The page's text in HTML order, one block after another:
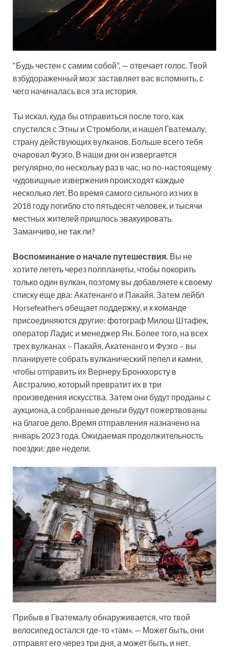
“Будь честен с самим собой”, — отвечает голос. Твой
взбудораженный мозг заставляет вас вспомнить, с
чего начиналась вся эта история.
Ты искал, куда бы отправиться после того, как
спустился с Этны и Стромболи, и нашел Гватемалу,
страну действующих вулканов. Больше всего тебя
очаровал Фуэго. В наши дни он извергается
регулярно, по нескольку раз в час, но по-настоящему
чудовищные извержения происходят каждые
несколько лет. Во время самого сильного из них в
2018 году погибло сто пятьдесят человек, и тысячи
местных жителей пришлось эвакуировать.
Заманчиво, не так ли?
Воспоминание о начале путешествия. Вы не
хотите лететь через полпланеты, чтобы покорить
только один вулкан, поэтому вы добавляете к своему
списку еще два: Акатенанго и Пакайя. Затем лейбл
Horsefeathers обещает поддержку, и к команде
присоединяются другие: фотограф Милош Штафек,
оператор Ладис и менеджер Ян. Более того, на всех
трех вулканах – Пакайя, Акатенанго и Фуэго – вы
планируете собрать вулканический пепел и камни,
чтобы отправить их Вернеру Бронкхорсту в
Австралию, который превратит их в три
произведения искусства. Затем они будут проданы с
аукциона, а собранные деньги будут пожертвованы
на благое дело. Время отправления назначено на
январь 2023 года. Ожидаемая продолжительность
поездки: две недели.
Прибыв в Гватемалу обнаруживается, что твой
велосипед остался где-то «там». — Может быть, они
отправят его через три дня, а может быть, и нет.